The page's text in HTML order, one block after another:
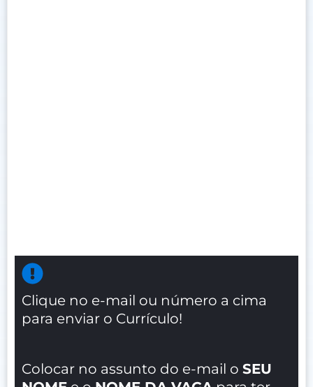
Clique no e-mail ou número a cima
para enviar o Currículo!
Colocar no assunto do e-mail o SEU